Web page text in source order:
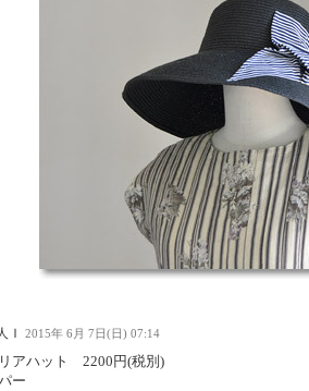
Ｉ 2015年 6月 7日(日) 07:14
アハット 2200円(税別)
ー